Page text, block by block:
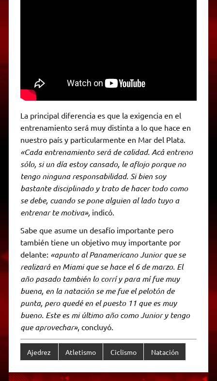
La principal diferencia es que la exigencia en el
entrenamiento será muy distinta a lo que hace en
nuestro país y particularmente en Mar del Plata.
«Cada entrenamiento será de calidad. Acá entreno
sólo, si un día estoy cansado, le aflojo porque no
tengo ninguna responsabilidad. Si bien soy
bastante disciplinado y trato de hacer todo como
se debe, cuando se pone alguien al lado tuyo a
entrenar te motiva», indicó.
Sabe que asume un desafío importante pero
también tiene un objetivo muy importante por
delante: «apunto al Panamericano Junior que se
realizará en Miami que se hace el 6 de marzo. El
año pasado también lo corrí y para mí fue muy
buena, en la natación se me fue el pelotón de
punta, pero quedé en el puesto 11 que es muy
bueno. Este es mi último año como Junior y tengo
que aprovechar», concluyó.
Ajedrez Atletismo Ciclismo Natación